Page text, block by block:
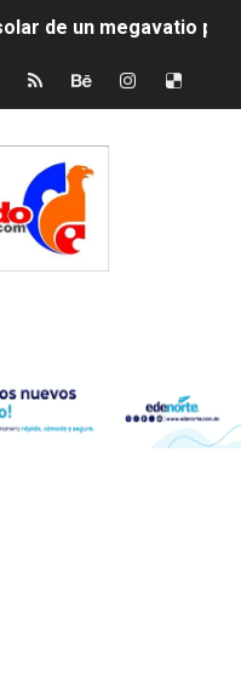
de un megavatio
disputa con Estados
de agosto de 2026
deja dos personas
ha alejado de